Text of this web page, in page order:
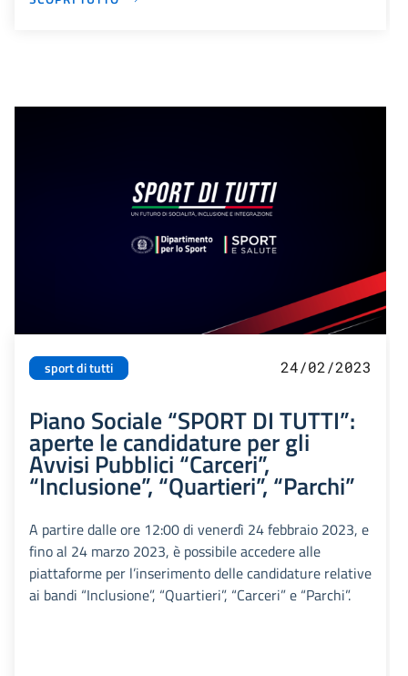
sport di tutti 24/02/2023
Piano Sociale “SPORT DI TUTTI”:
aperte le candidature per gli
Avvisi Pubblici “Carceri”,
“Inclusione”, “Quartieri”, “Parchi”
A partire dalle ore 12:00 di venerdì 24 febbraio 2023, e
fino al 24 marzo 2023, è possibile accedere alle
piattaforme per l’inserimento delle candidature relative
ai bandi “Inclusione”, “Quartieri”, “Carceri” e “Parchi”.